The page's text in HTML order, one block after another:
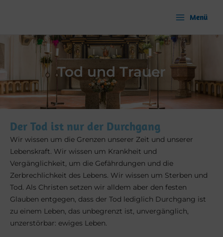
Menü
Tod und Trauer
Der Tod ist nur der Durchgang
Wir wissen um die Grenzen unserer Zeit und unserer
Lebenskraft. Wir wissen um Krankheit und
Vergänglichkeit, um die Gefährdungen und die
Zerbrechlichkeit des Lebens. Wir wissen um Sterben und
Tod. Als Christen setzen wir alldem aber den festen
Glauben entgegen, dass der Tod lediglich Durchgang ist
zu einem Leben, das unbegrenzt ist, unvergänglich,
unzerstörbar: ewiges Leben.